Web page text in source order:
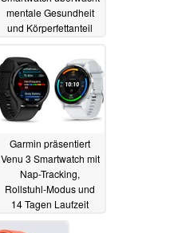
mentale Gesundheit
und Körperfettanteil
Garmin präsentiert
Venu 3 Smartwatch mit
Nap-Tracking,
Rollstuhl-Modus und
14 Tagen Laufzeit
30.08.2023